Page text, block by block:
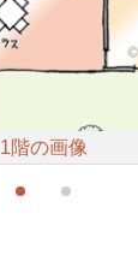
1階の画像